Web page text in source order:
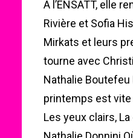
À l’ENSATT, elle
Rivière et Sofia
Mirkats et leurs
tourne avec
Nathalie Boutefeu
printemps est vite
Les yeux clairs,